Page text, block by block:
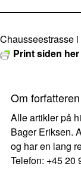
Chausseestrasse
Print siden her
Om forfatteren
Alle artikler på
Bager Eriksen.
og har en lang
Telefon: +45 20